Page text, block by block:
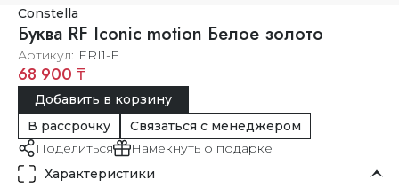
Constella
Буква RF Iconic motion Белое золото
Артикул ERI1-E
68 900 ₸
Добавить в корзину
В рассрочку
Связаться с менеджером
Поделиться
Намекнуть о подарке
Характеристики